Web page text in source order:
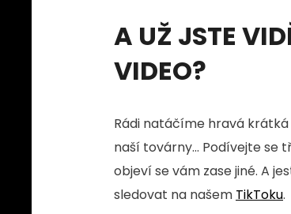
A UŽ JSTE
VIDEO?
Rádi natáčíme hravá krátká
naší továrny... Podívejte se
objeví se vám zase jiné. A
sledovat na našem TikToku.